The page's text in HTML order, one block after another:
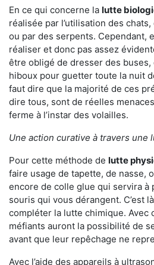
En ce qui concerne la lutte
réalisée par l’utilisation des
ou par des serpents. Cependant,
réaliser et donc pas assez
être obligé de dresser des
hiboux pour guetter toute la nuit
faut dire que la majorité de ces
dire tous, sont de réelles
ferme à l’instar des volailles.
Une action curative à travers une
Pour cette méthode de lutte
faire usage de tapette, de nasse,
encore de colle glue qui servira à
souris qui vous dérangent. C’est
compléter la lutte chimique. Avec
méfiants auront la possibilité de
avant que leur repêchage ne
Avec l’aide des appareils à